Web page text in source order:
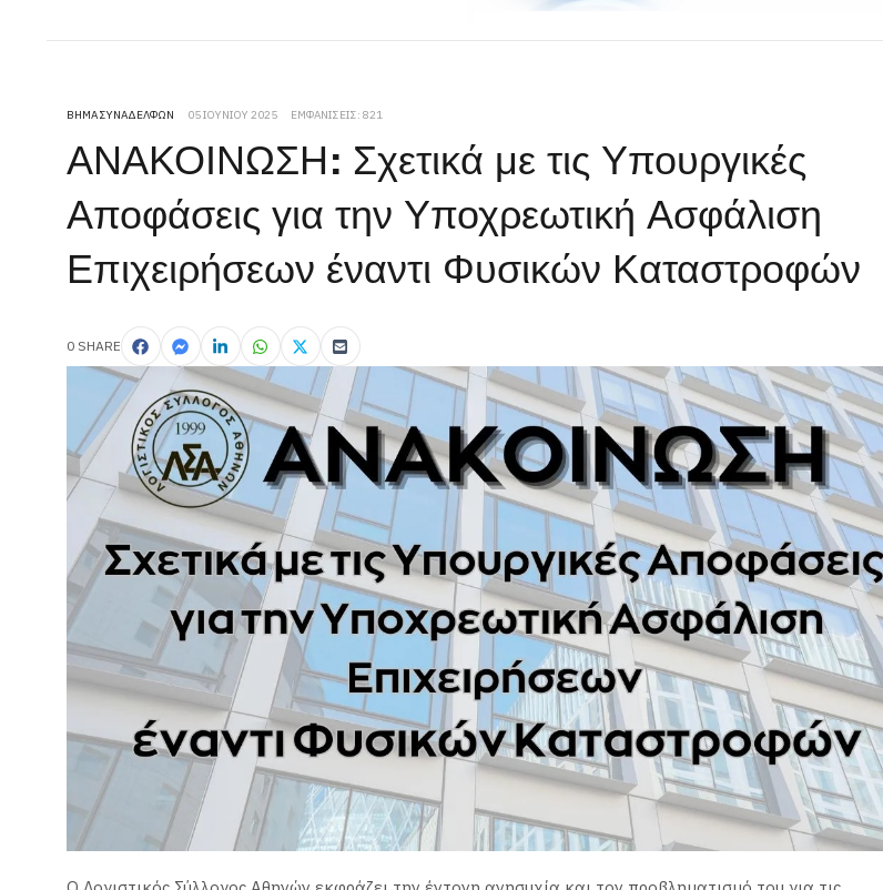
ΒΉΜΑ ΣΥΝΑΔΈΛΦΩΝ 05 ΙΟΥΝΊΟΥ 2025 ΕΜΦΑΝΊΣΕΙΣ: 821
ΑΝΑΚΟΙΝΩΣΗ: Σχετικά με τις Υπουργικές
Αποφάσεις για την Υποχρεωτική Ασφάλιση
Επιχειρήσεων έναντι Φυσικών Καταστροφών
0 SHARE